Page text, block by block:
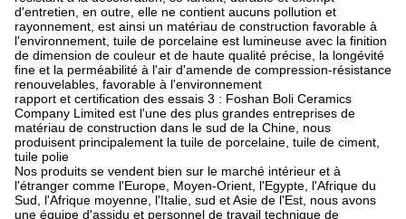
d'entretien, en outre, elle ne contient aucuns pollution et
rayonnement, est ainsi un matériau de construction favorable à
l'environnement, tuile de porcelaine est lumineuse avec la finition
de dimension de couleur et de haute qualité précise, la longévité
fine et la perméabilité à l'air d'amende de compression-résistance
renouvelables, favorable à l'environnement
rapport et certification des essais 3 : Foshan Boli Ceramics
Company Limited est l'une des plus grandes entreprises de
matériau de construction dans le sud de la Chine, nous
produisent principalement la tuile de porcelaine, tuile de ciment,
tuile polie
Nos produits se vendent bien sur le marché intérieur et à
l'étranger comme l'Europe, Moyen-Orient, l'Egypte, l'Afrique du
Sud, l'Afrique moyenne, l'Italie, sud et Asie de l'Est, nous avons
une équipe d'assidu et personnel de travail technique de